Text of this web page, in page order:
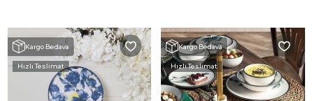
Kargo Bedava
Hızlı Teslimat
Kargo Bedava
Hızlı Teslimat